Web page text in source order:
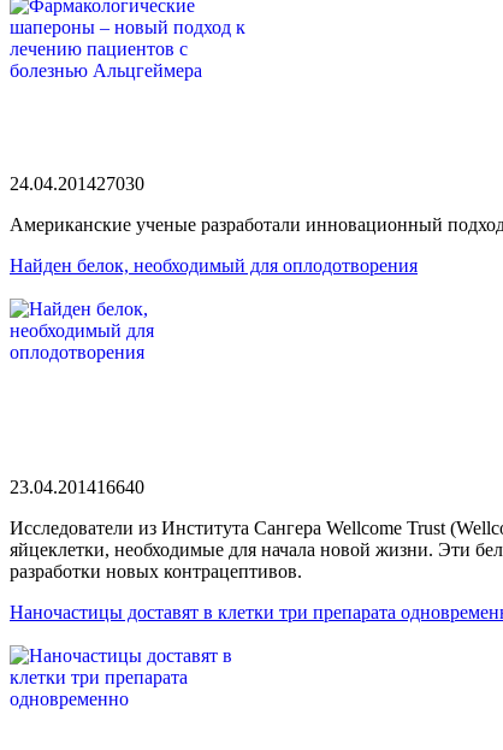
24.04.201427030
Американские ученые разработали инновационный
Найден белок, необходимый для оплодотворения
23.04.201416640
Исследователи из Института Сангера Wellcome Trust
яйцеклетки, необходимые для начала новой жизни. Эти
разработки новых контрацептивов.
Наночастицы доставят в клетки три препарата